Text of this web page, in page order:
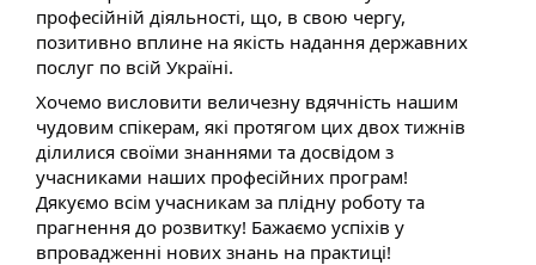
професійній діяльності, що, в свою чергу,
позитивно вплине на якість надання державних
послуг по всій Україні.
Хочемо висловити величезну вдячність нашим
чудовим спікерам, які протягом цих двох тижнів
ділилися своїми знаннями та досвідом з
учасниками наших професійних програм!
Дякуємо всім учасникам за плідну роботу та
прагнення до розвитку! Бажаємо успіхів у
впровадженні нових знань на практиці!